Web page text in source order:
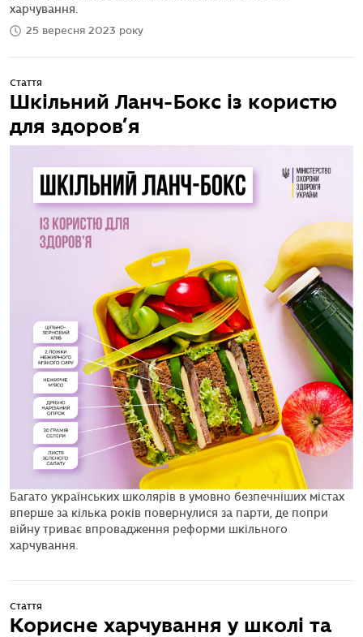
харчування.
25 вересня 2023 року
Стаття
Шкільний Ланч-Бокс із користю
для здоров’я
Багато українських школярів в умовно безпечніших містах
вперше за кілька років повернулися за парти, де попри
війну триває впровадження реформи шкільного
харчування.
Стаття
Корисне харчування у школі та